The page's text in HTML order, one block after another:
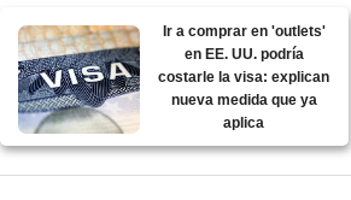
Ir a comprar en 'outlets'
en EE. UU. podría
costarle la visa: explican
nueva medida que ya
aplica